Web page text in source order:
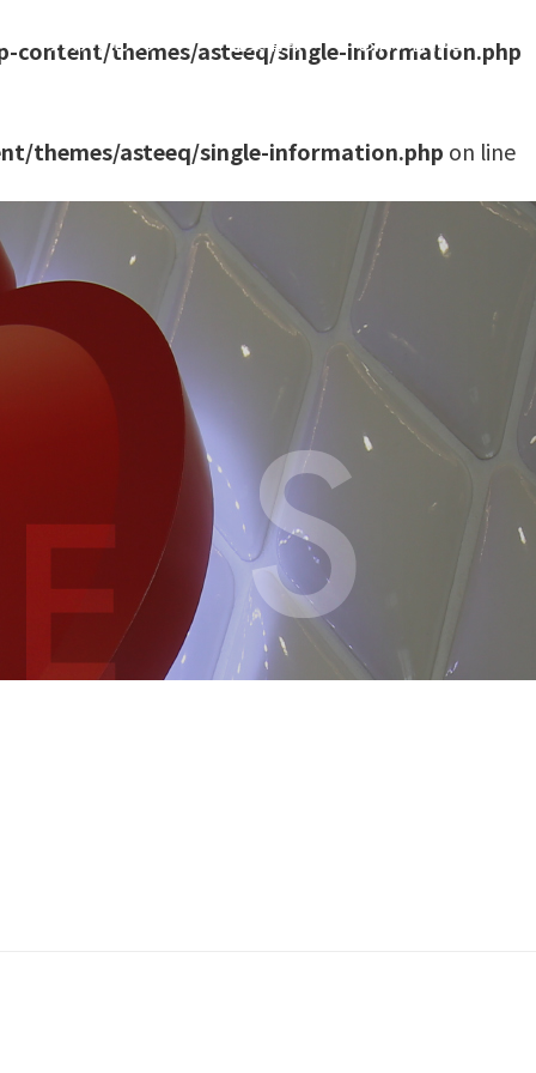
サステナビリティ 企業情報 お問い合わせ
content/themes/asteeq/single-information.php
themes/asteeq/single-information.php on line